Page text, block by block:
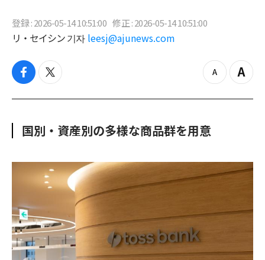
登録 : 2026-05-14 10:51:00 修正 : 2026-05-14 10:51:00
リ・セイシン 기자 leesj@ajunews.com
f
c
o
t
i
e
z
o
Z
o
国別・資産別の多様な商品群を用意